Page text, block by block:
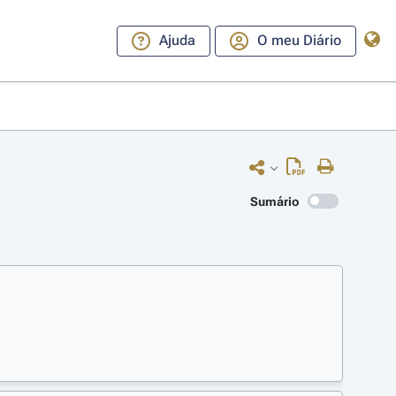
Ajuda O meu Diário
Sumário